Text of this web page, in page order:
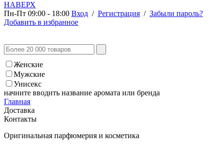
НАВЕРХ
Пн-Пт 09:00 - 18:00 Вход / Регистрация / Забыли пароль?
Добавить в избранное
Женские
Мужские
Унисекс
начните вводить название аромата или бренда
Главная
Доставка
Контакты
Оригинальная парфюмерия и косметика